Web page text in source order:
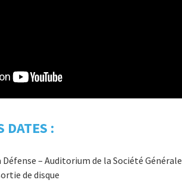
DATES :
Défense – Auditorium de la Société Générale
de disque